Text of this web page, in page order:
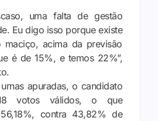
uma falta de gestão
Eu digo isso porque existe
maciço, acima da previsão
é de 15%, e temos 22%”,
apuradas, o candidato
votos válidos, o que
contra 43,82% de